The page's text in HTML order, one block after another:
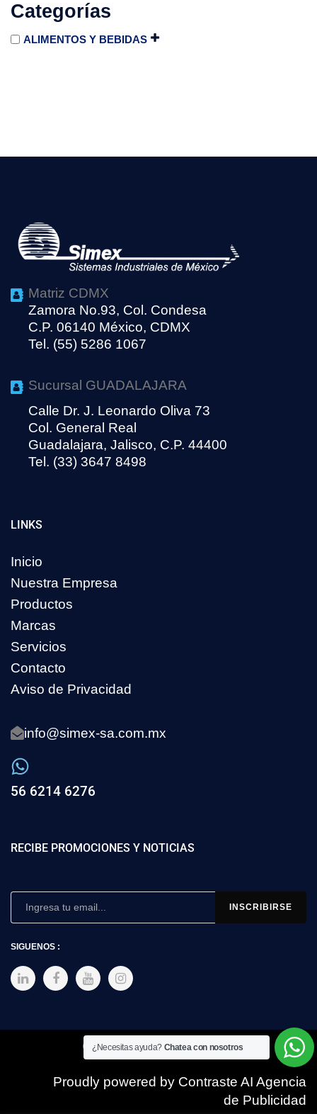
Categorías
ALIMENTOS Y BEBIDAS
Matriz CDMX
Zamora No.93, Col. Condesa
C.P. 06140 México, CDMX
Tel. (55) 5286 1067
Sucursal GUADALAJARA
Calle Dr. J. Leonardo Oliva 73
Col. General Real
Guadalajara, Jalisco, C.P. 44400
Tel. (33) 3647 8498
LINKS
Inicio
Nuestra Empresa
Productos
Marcas
Servicios
Contacto
Aviso de Privacidad
info@simex-sa.com.mx
56 6214 6276
RECIBE PROMOCIONES Y NOTICIAS
SIGUENOS :
Copyright © 2025 SIMEX
Proudly powered by Contraste AI Agencia
de Publicidad
¿Necesitas ayuda? Chatea con nosotros